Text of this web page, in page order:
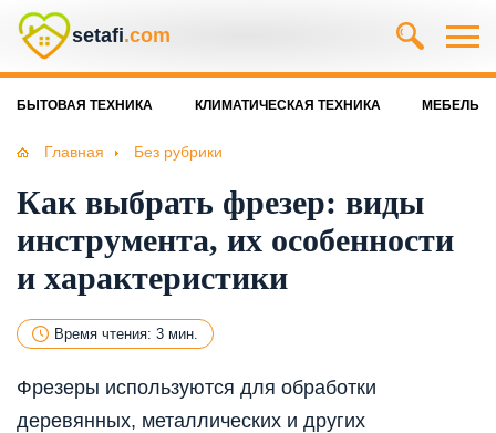
setafi.com
БЫТОВАЯ ТЕХНИКА КЛИМАТИЧЕСКАЯ ТЕХНИКА МЕБЕЛЬ
Главная Без рубрики
Как выбрать фрезер: виды
инструмента, их особенности
и характеристики
Время чтения: 3 мин.
Фрезеры используются для обработки
деревянных, металлических и других